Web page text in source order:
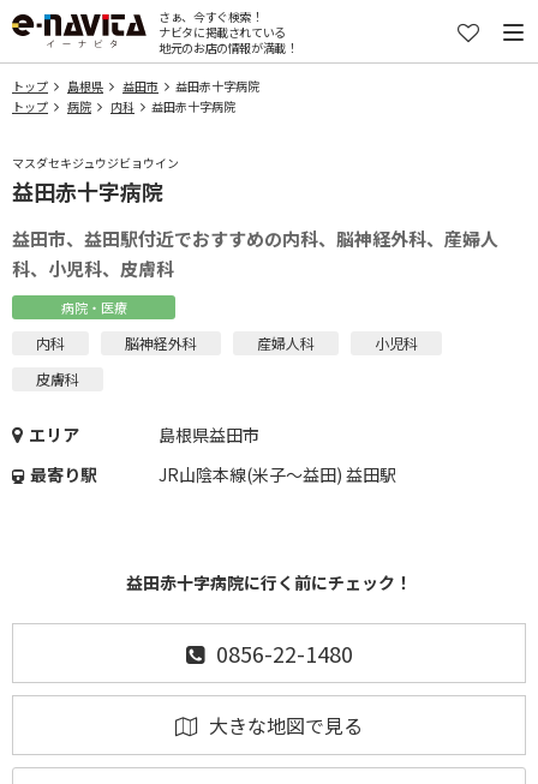
さぁ、今すぐ検索！
ナビタに掲載されている
地元のお店の情報が満載！
トップ 島根県 益田市
益田赤十字病院
トップ
病院 内科 益田赤十字病院
マスダセキジュウジビョウイン
益田赤十字病院
益田市、益田駅付近でおすすめの内科、脳神経外科、産婦人
科、小児科、皮膚科
病院・医療
内科 脳神経外科 産婦人科
小児科
皮膚科
エリア
島根県益田市
最寄り駅
JR山陰本線(米子～益田) 益田駅
益田赤十字病院に行く前にチェック！
0856-22-1480
大きな地図で見る